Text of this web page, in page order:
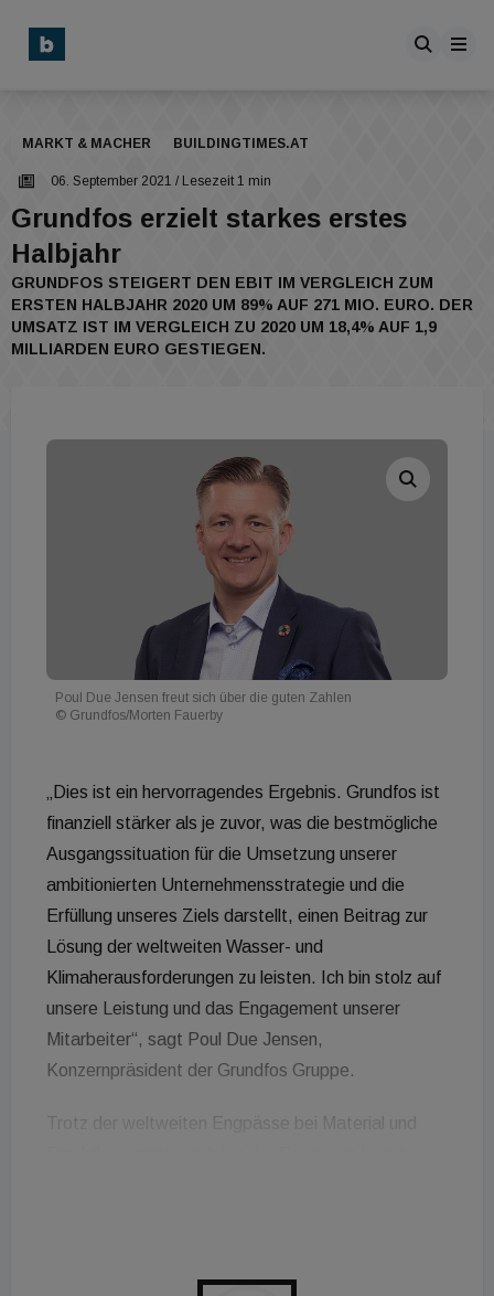
MARKT & MACHER BUILDINGTIMES.AT
06. September 2021 / Lesezeit 1 min
Grundfos erzielt starkes erstes
Halbjahr
GRUNDFOS STEIGERT DEN EBIT IM VERGLEICH ZUM
ERSTEN HALBJAHR 2020 UM 89% AUF 271 MIO. EURO. DER
UMSATZ IST IM VERGLEICH ZU 2020 UM 18,4% AUF 1,9
MILLIARDEN EURO GESTIEGEN.
Poul Due Jensen freut sich über die guten Zahlen
© Grundfos/Morten Fauerby
„Dies ist ein hervorragendes Ergebnis. Grundfos ist
finanziell stärker als je zuvor, was die bestmögliche
Ausgangssituation für die Umsetzung unserer
ambitionierten Unternehmensstrategie und die
Erfüllung unseres Ziels darstellt, einen Beitrag zur
Lösung der weltweiten Wasser- und
Klimaherausforderungen zu leisten. Ich bin stolz auf
unsere Leistung und das Engagement unserer
Mitarbeiter“, sagt Poul Due Jensen,
Konzernpräsident der Grundfos Gruppe.
Trotz der weltweiten Engpässe bei Material und
hat maßgeblich dazu beigetragen, den Umsatz zu